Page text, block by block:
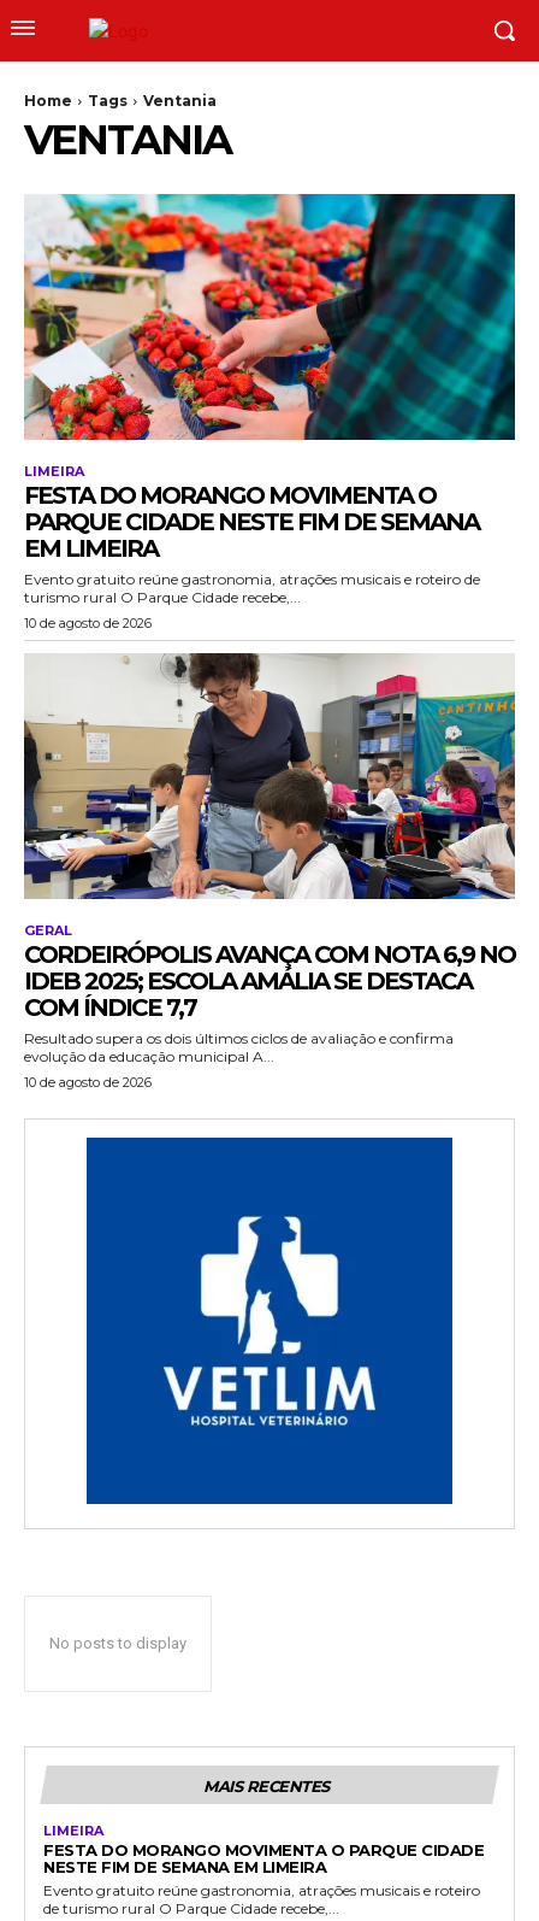
Home Tags Ventania
VENTANIA
LIMEIRA
FESTA DO MORANGO MOVIMENTA O
PARQUE CIDADE NESTE FIM DE SEMANA
EM LIMEIRA
Evento gratuito reúne gastronomia, atrações musicais e roteiro de
turismo rural O Parque Cidade recebe,...
10 de agosto de 2026
GERAL
CORDEIRÓPOLIS AVANÇA COM NOTA 6,9 NO
IDEB 2025; ESCOLA AMÁLIA SE DESTACA
COM ÍNDICE 7,7
Resultado supera os dois últimos ciclos de avaliação e confirma
evolução da educação municipal A...
10 de agosto de 2026
No posts to display
MAIS RECENTES
LIMEIRA
FESTA DO MORANGO MOVIMENTA O PARQUE CIDADE
NESTE FIM DE SEMANA EM LIMEIRA
Evento gratuito reúne gastronomia, atrações musicais e roteiro
de turismo rural O Parque Cidade recebe,...